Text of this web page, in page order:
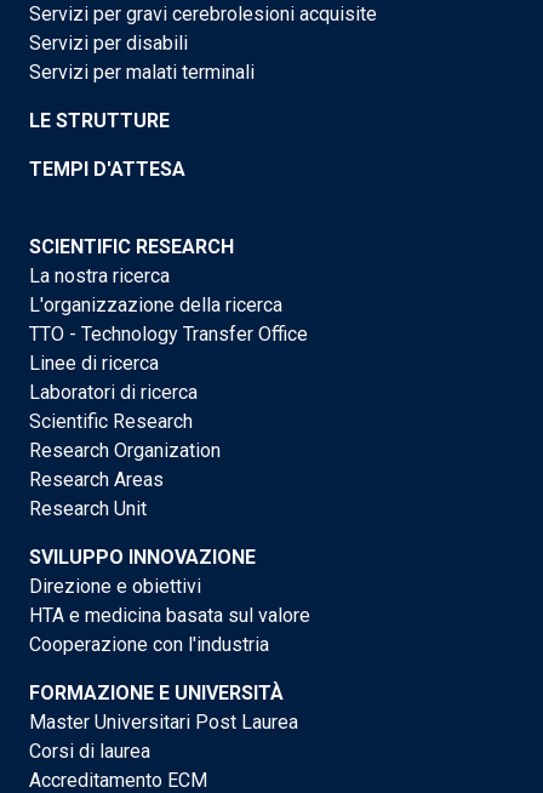
Servizi per gravi cerebrolesioni acquisite
Servizi per disabili
Servizi per malati terminali
LE STRUTTURE
TEMPI D'ATTESA
SCIENTIFIC RESEARCH
La nostra ricerca
L'organizzazione della ricerca
TTO - Technology Transfer Office
Linee di ricerca
Laboratori di ricerca
Scientific Research
Research Organization
Research Areas
Research Unit
SVILUPPO INNOVAZIONE
Direzione e obiettivi
HTA e medicina basata sul valore
Cooperazione con l'industria
FORMAZIONE E UNIVERSITÀ
Master Universitari Post Laurea
Corsi di laurea
Accreditamento ECM